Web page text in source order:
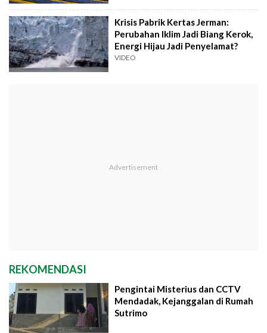
Krisis Pabrik Kertas Jerman:
Perubahan Iklim Jadi Biang Kerok,
Energi Hijau Jadi Penyelamat?
VIDEO
REKOMENDASI
Pengintai Misterius dan CCTV
Mendadak, Kejanggalan di Rumah
Sutrimo